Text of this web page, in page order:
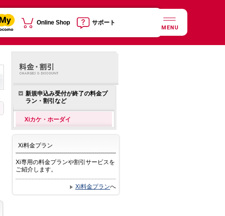
Online Shop サポート
MENU
新規申込み受付が終了の料金プ
ラン・割引など
Xiカケ・ホーダイ
Xi料金プラン
Xi専用の料金プランや割引サービスを
ご紹介します。
Xi料金プランへ